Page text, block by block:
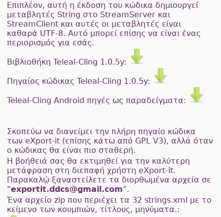
Επιπλέον, αυτή η έκδοση του κώδικα δημιουργεί
μεταβλητές String στο StreamServer και
StreamClient και αυτές οι μεταβλητές είναι
καθαρά UTF-8. Αυτό μπορεί επίσης να είναι ένας
περιορισμός για εσάς.
Βιβλιοθήκη Teleal-Cling 1.0.5y:
Πηγαίος κώδικας Teleal-Cling 1.0.5y:
Teleal-Cling Android πηγές ως παραδείγματα:
Σκοπεύω να διανείμει την πλήρη πηγαίο κώδικα
των eXport-it (επίσης κάτω από GPL V3), αλλά όταν
ο κώδικας θα είναι πιο σταθερή.
Η βοήθειά σας θα εκτιμηθεί για την καλύτερη
μετάφραση στη διεπαφή χρήστη eXport-it.
Παρακαλώ ξαναστείλετε τα διορθωμένα αρχεία σε
“exportit.ddcs@gmail.com“.
Ένα αρχείο zip που περιέχει τα 32 strings.xml με το
κείμενο των κουμπιών, τίτλους, μηνύματα.: